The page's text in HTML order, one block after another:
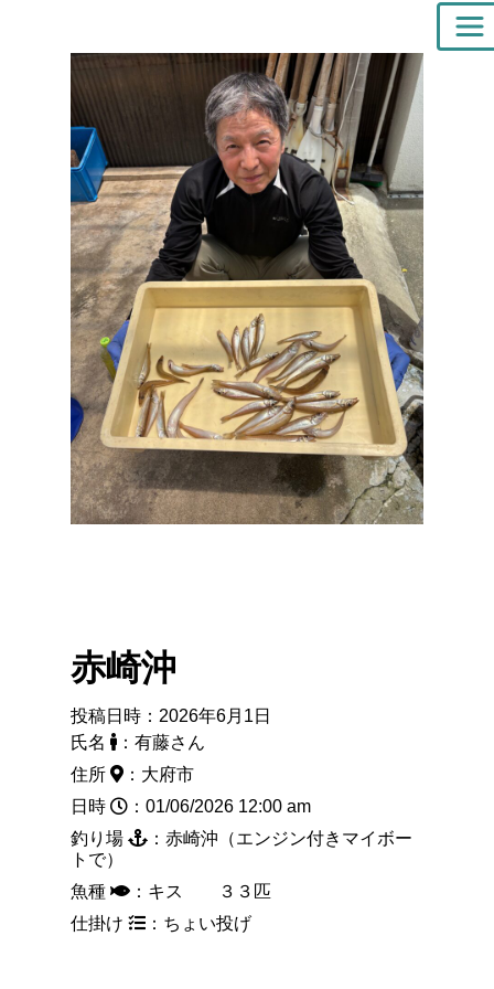
赤崎沖
投稿日時：2026年6月1日
氏名
：有藤さん
住所
：大府市
日時
：01/06/2026 12:00 am
釣り場
：赤崎沖（エンジン付きマイボー
トで）
魚種
：キス ３３匹
仕掛け
：ちょい投げ